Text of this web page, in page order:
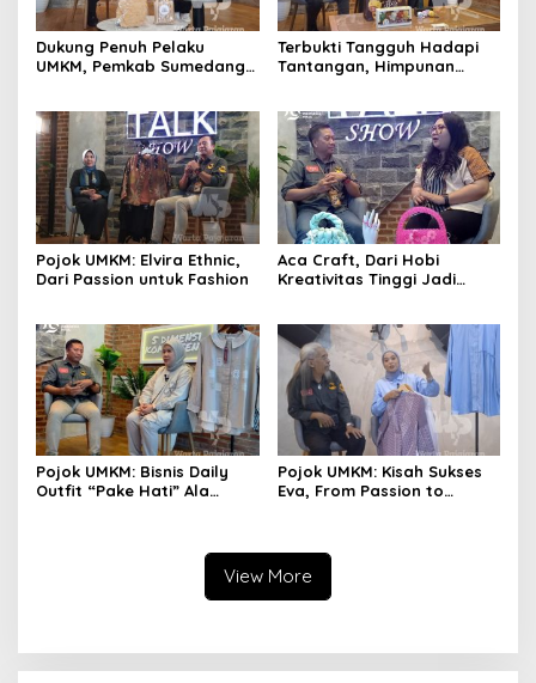
Dukung Penuh Pelaku
UMKM, Pemkab Sumedang
Terbukti Tangguh Hadapi
Tantangan, Himpunan
Pojok UMKM: Elvira Ethnic,
Dari Passion untuk Fashion
Aca Craft, Dari Hobi
Kreativitas Tinggi Jadi
Pojok UMKM: Bisnis Daily
Outfit “Pake Hati” Ala
Pojok UMKM: Kisah Sukses
Eva, From Passion to
View More